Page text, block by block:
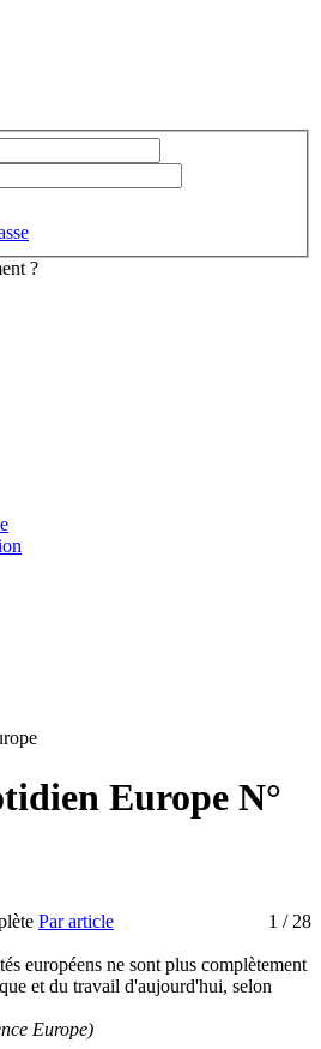
?
Europe N°
Par article 1 / 28
européens ne sont plus complètement
et du travail d'aujourd'hui, selon
Europe)